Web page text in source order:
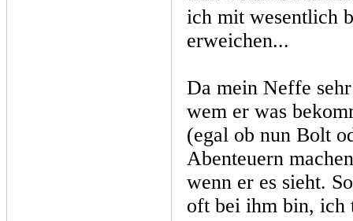
ich mit wesentlich
erweichen...
Da mein Neffe
wem er was
(egal ob nun Bolt
Abenteuern
wenn er es sieht.
oft bei ihm bin, ich